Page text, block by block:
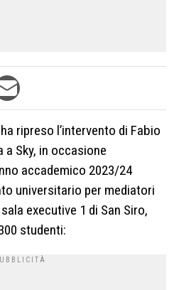
ripreso l’intervento di Fabio
Sky, in occasione
accademico 2023/24
universitario per mediatori
executive 1 di San Siro,
studenti: